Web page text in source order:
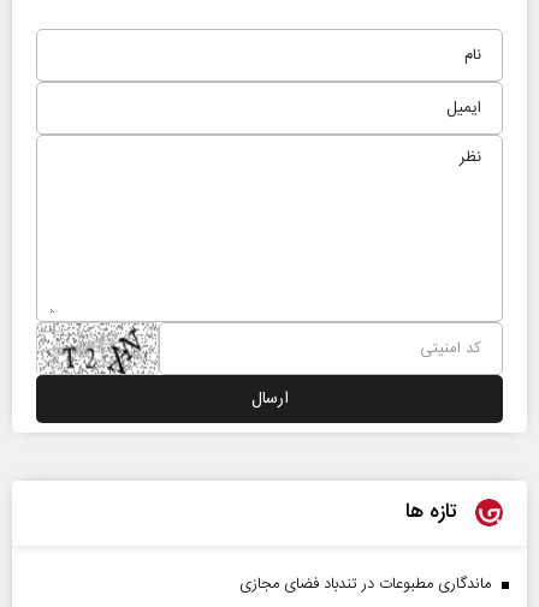
تازه ها
ماندگاری مطبوعات در تندباد فضای مجازی